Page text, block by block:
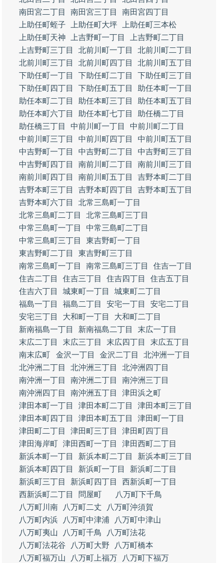
南田宮二丁目
南田宮三丁目
南田宮四丁目
上助任町蛭子
上助任町大坪
上助任町三本松
上助任町天神
上吉野町一丁目
上吉野町二丁目
上吉野町三丁目
北前川町一丁目
北前川町二丁目
北前川町三丁目
北前川町四丁目
北前川町五丁目
下助任町一丁目
下助任町二丁目
下助任町三丁目
下助任町四丁目
下助任町五丁目
助任本町一丁目
助任本町二丁目
助任本町三丁目
助任本町五丁目
助任本町六丁目
助任本町七丁目
助任橋二丁目
助任橋三丁目
中前川町一丁目
中前川町二丁目
中前川町三丁目
中前川町四丁目
中前川町五丁目
中吉野町一丁目
中吉野町二丁目
中吉野町三丁目
中吉野町四丁目
南前川町二丁目
南前川町三丁目
南前川町四丁目
南前川町五丁目
吉野本町二丁目
吉野本町三丁目
吉野本町四丁目
吉野本町五丁目
吉野本町六丁目
北常三島町一丁目
北常三島町二丁目
北常三島町三丁目
中常三島町一丁目
中常三島町二丁目
中常三島町三丁目
東吉野町一丁目
東吉野町二丁目
東吉野町三丁目
南常三島町一丁目
南常三島町三丁目
住吉一丁目
住吉二丁目
住吉三丁目 住吉四丁目
住吉五丁目
住吉六丁目
城東町一丁目
城東町二丁目
福島一丁目
福島二丁目 安宅一丁目
安宅二丁目
安宅三丁目
大和町一丁目
大和町二丁目
新南福島一丁目
新南福島二丁目
末広一丁目
末広二丁目
末広三丁目 末広四丁目
末広五丁目
南末広町
金沢一丁目 金沢二丁目
北沖洲一丁目
北沖洲二丁目
北沖洲三丁目
北沖洲四丁目
南沖洲一丁目
南沖洲二丁目
南沖洲三丁目
南沖洲四丁目
南沖洲五丁目
津田浜之町
津田本町一丁目
津田本町二丁目
津田本町三丁目
津田本町四丁目
津田本町五丁目
津田町一丁目
津田町二丁目
津田町三丁目
津田町四丁目
津田海岸町 津田西町一丁目
津田西町二丁目
新浜本町一丁目
新浜本町二丁目
新浜本町三丁目
新浜本町四丁目
新浜町一丁目
新浜町二丁目
新浜町三丁目
新浜町四丁目
西新浜町一丁目
西新浜町二丁目
問屋町
八万町下千鳥
八万町川南
八万町二丈
八万町沖須賀
八万町内浜
八万町中津浦
八万町中津山
八万町夷山
八万町千鳥
八万町法花
八万町法花谷
八万町大野
八万町橋本
八万町福万山
八万町上福万
八万町下福万